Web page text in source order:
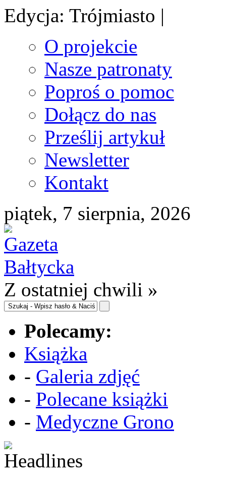
Edycja: Trójmiasto |
O projekcie
Nasze patronaty
Poproś o pomoc
Dołącz do nas
Prześlij artykuł
Newsletter
Kontakt
piątek, 7 sierpnia, 2026
Z ostatniej chwili »
Polecamy:
Książka
- Galeria zdjęć
- Polecane książki
- Medyczne Grono